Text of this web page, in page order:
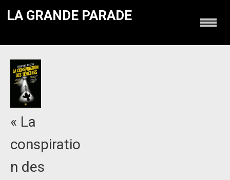
LA GRANDE PARADE
« La
conspiratio
n des